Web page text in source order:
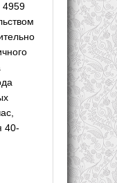
4959
40-